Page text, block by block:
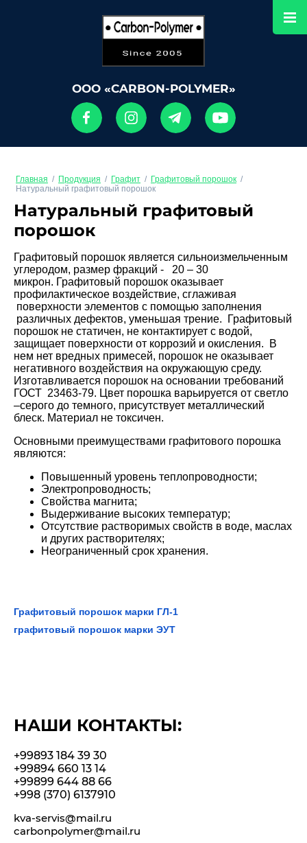
ООО «CARBON-POLYMER»
Главная / Продукция / Графит / Графитовый порошок /
Натуральный графитовый порошок
Натуральный графитовый
порошок
Графитовый порошок является сильноизмельченным
углеродом, размер фракций - 20 – 30
микрон. Графитовый порошок оказывает
профилактическое воздействие, сглаживая
поверхности элементов с помощью заполнения
различных дефектов, уменьшая трение. Графитовый
порошок не статичен, не контактирует с водой,
защищает поверхности от коррозий и окисления. В
нем нет вредных примесей, порошок не оказывает
негативного воздействия на окружающую среду.
Изготавливается порошок на основании требований
ГОСТ 23463-79. Цвет порошка варьируется от светло
–серого до темного, присутствует металлический
блеск. Материал не токсичен.
Основными преимуществами графитового порошка
являются:
Повышенный уровень теплопроводности;
Электропроводность;
Свойства магнита;
Выдерживание высоких температур;
Отсутствие растворимых свойств в воде, маслах
и других растворителях;
Неограниченный срок хранения.
Графитовый порошок марки ГЛ-1
графитовый порошок марки ЭУТ
НАШИ КОНТАКТЫ:
+99893 184 39 30
+99894 660 13 14
+99899 644 88 66
+998 (370) 6137910
kva-servis@mail.ru
carbonpolymer@mail.ru